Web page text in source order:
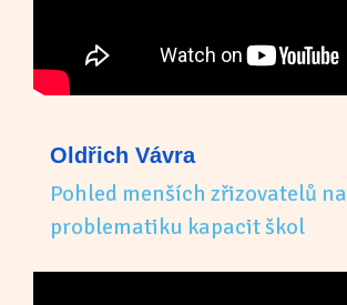
Oldřich Vávra
Pohled menších zřizovatelů na
problematiku kapacit škol